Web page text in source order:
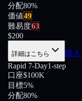
分配80%
価値49
難易度63
$200
詳細はこちら 購入
Rapid 7-Day1-step
口座$100K
目標5%
分配80%